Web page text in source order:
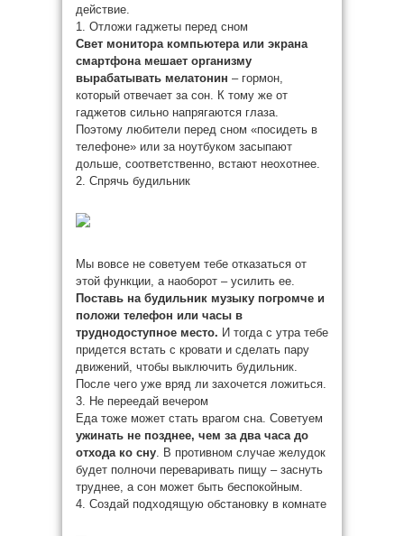
действие.
1. Отложи гаджеты перед сном
Свет монитора компьютера или экрана
смартфона мешает организму
вырабатывать мелатонин – гормон,
который отвечает за сон. К тому же от
гаджетов сильно напрягаются глаза.
Поэтому любители перед сном «посидеть в
телефоне» или за ноутбуком засыпают
дольше, соответственно, встают неохотнее.
2. Спрячь будильник
Мы вовсе не советуем тебе отказаться от
этой функции, а наоборот – усилить ее.
Поставь на будильник музыку погромче и
положи телефон или часы в
труднодоступное место. И тогда с утра тебе
придется встать с кровати и сделать пару
движений, чтобы выключить будильник.
После чего уже вряд ли захочется ложиться.
3. Не переедай вечером
Еда тоже может стать врагом сна. Советуем
ужинать не позднее, чем за два часа до
отхода ко сну. В противном случае желудок
будет полночи переваривать пищу – заснуть
труднее, а сон может быть беспокойным.
4. Создай подходящую обстановку в комнате